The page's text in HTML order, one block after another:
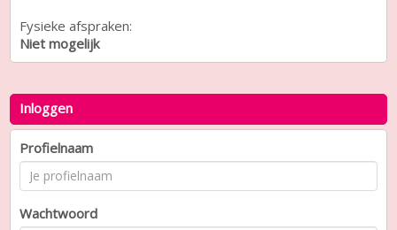
Fysieke afspraken:
Niet mogelijk
Inloggen
Profielnaam
Wachtwoord